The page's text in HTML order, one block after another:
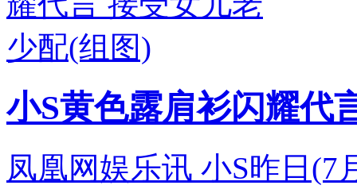
小S黄色露肩衫闪耀代
凤凰网娱乐讯 小S昨日(7